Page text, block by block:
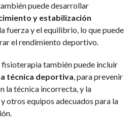
puede desarrollar
y estabilización
fuerza y el equilibrio, lo que puede
el rendimiento deportivo.
también puede incluir
técnica deportiva, para prevenir
la técnica incorrecta, y la
otros equipos adecuados para la